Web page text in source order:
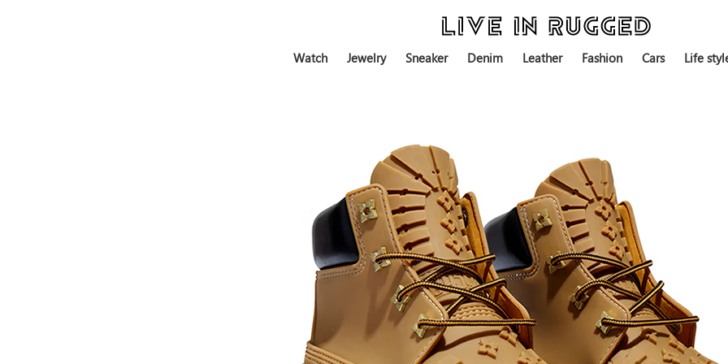
Watch Jewelry Sneaker Denim Leather Fashion Cars Life